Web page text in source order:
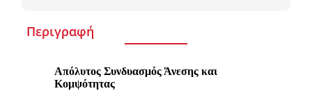
Περιγραφή
Απόλυτος Συνδυασμός Άνεσης και
Κομψότητας